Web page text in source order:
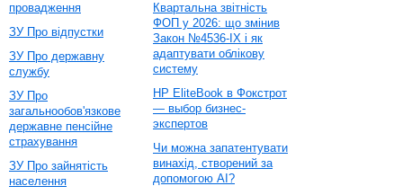
провадження
ЗУ Про відпустки
ЗУ Про державну
службу
ЗУ Про
загальнообов'язкове
державне пенсійне
страхування
ЗУ Про зайнятість
населення
Квартальна звітність
ФОП у 2026: що змінив
Закон №4536-IX і як
адаптувати облікову
систему
HP EliteBook в Фокстрот
— выбор бизнес-
экспертов
Чи можна запатентувати
винахід, створений за
допомогою AI?